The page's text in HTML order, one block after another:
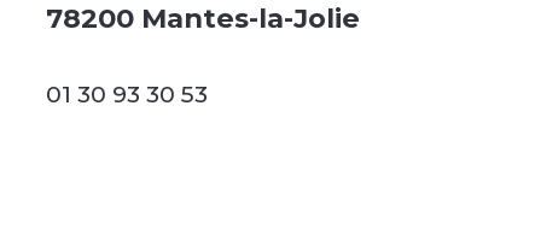
78200 Mantes-la-Jolie
01 30 93 30 53